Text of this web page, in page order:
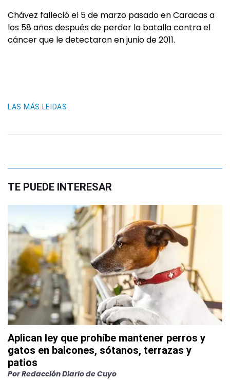
Chávez falleció el 5 de marzo pasado en Caracas a
los 58 años después de perder la batalla contra el
cáncer que le detectaron en junio de 2011.
LAS MÁS LEIDAS
TE PUEDE INTERESAR
Aplican ley que prohíbe mantener perros y
gatos en balcones, sótanos, terrazas y
patios
PorRedacción Diario de Cuyo